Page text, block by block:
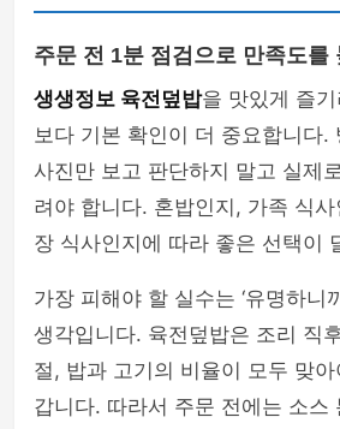
주문 전 1분 점검으로 만족도를
생생정보 육전덮밥을 맛있게 즐
보다 기본 확인이 더 중요합니다.
사진만 보고 판단하지 말고 실제
려야 합니다. 혼밥인지, 가족 식
장 식사인지에 따라 좋은 선택이
가장 피해야 할 실수는 ‘유명하니
생각입니다. 육전덮밥은 조리 직
절, 밥과 고기의 비율이 모두 맞
갑니다. 따라서 주문 전에는 소스